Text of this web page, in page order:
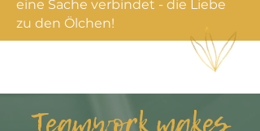
eine Sache verbindet - die Liebe
zu den Ölchen!